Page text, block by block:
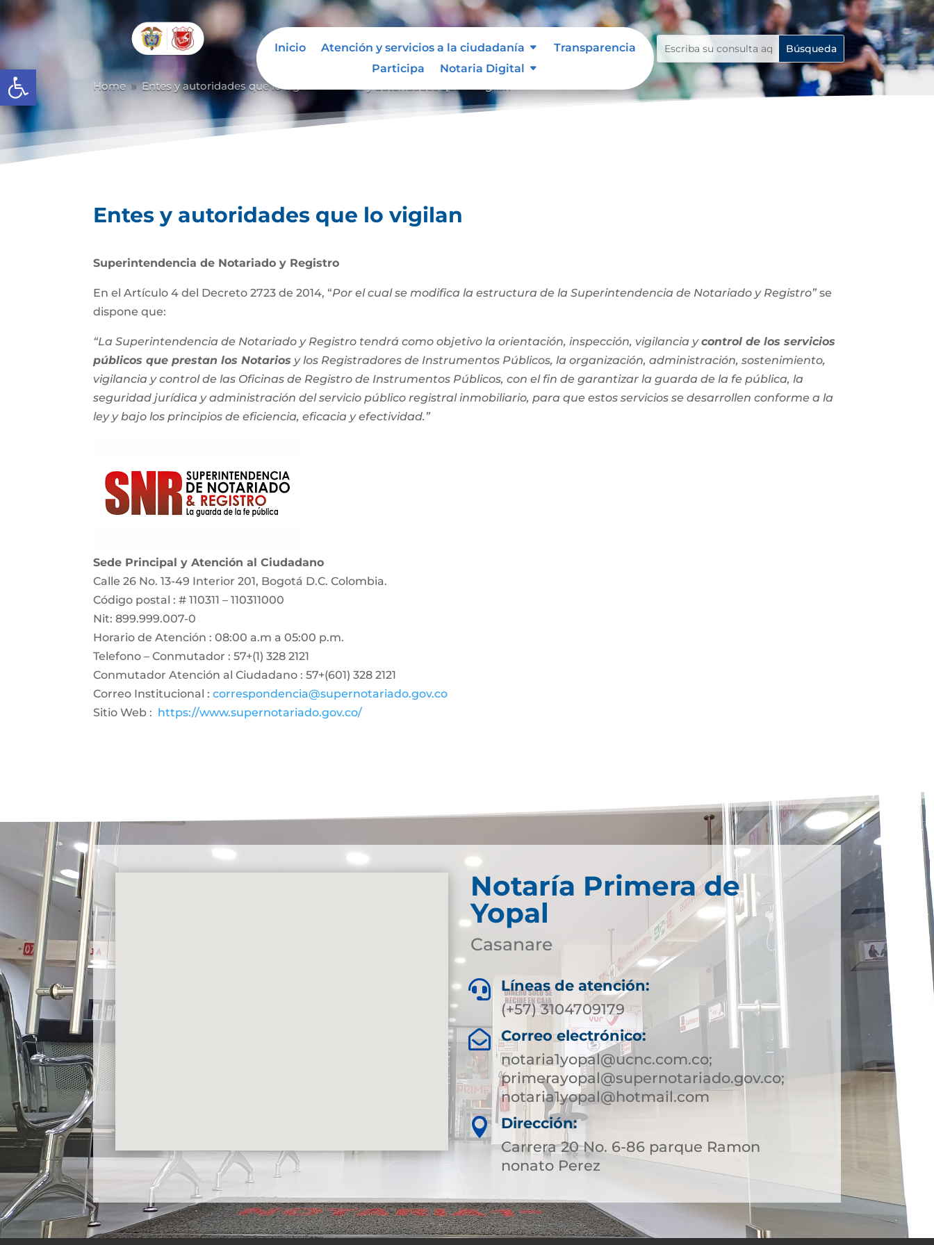
Abrir barra de herramientas
Inicio Atención y servicios a la ciudadanía
Transparencia
Participa
Notaria Digital
Home 9 Entes y autoridades que lo vigilan
Entes y autoridades que lo vigilan
Superintendencia de Notariado y Registro
En el Artículo 4 del Decreto 2723 de 2014, “Por el cual se modifica la estructura de la Superintendencia de Notariado y Registro” se
dispone que:
“La Superintendencia de Notariado y Registro tendrá como objetivo la orientación, inspección, vigilancia ycontrol de los servicios
públicos que prestan los Notarios y los Registradores de Instrumentos Públicos, la organización, administración, sostenimiento,
vigilancia y control de las Oficinas de Registro de Instrumentos Públicos, con el fin de garantizar la guarda de la fe pública, la
seguridad jurídica y administración del servicio público registral inmobiliario, para que estos servicios se desarrollen conforme a la
ley y bajo los principios de eficiencia, eficacia y efectividad.”
Sede Principal y Atención al Ciudadano
Calle 26 No. 13-49 Interior 201, Bogotá D.C. Colombia.
Código postal : # 110311 – 110311000
Nit: 899.999.007-0
Horario de Atención : 08:00 a.m a 05:00 p.m.
Telefono – Conmutador : 57+(1) 328 2121
Conmutador Atención al Ciudadano : 57+(601) 328 2121
Correo Institucional : correspondencia@supernotariado.gov.co
Sitio Web : https://www.supernotariado.gov.co/
Notaría Primera de
Yopal
Casanare

Líneas de atención:
(+57) 3104709179

Correo electrónico:
notaria1yopal@ucnc.com.co;
primerayopal@supernotariado.gov.co;
notaria1yopal@hotmail.com

Dirección:
Carrera 20 No. 6-86 parque Ramon
nonato Perez